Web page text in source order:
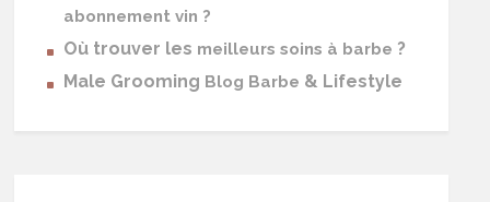
abonnement vin ?
Où trouver les meilleurs soins à barbe ?
Male Grooming Blog Barbe & Lifestyle